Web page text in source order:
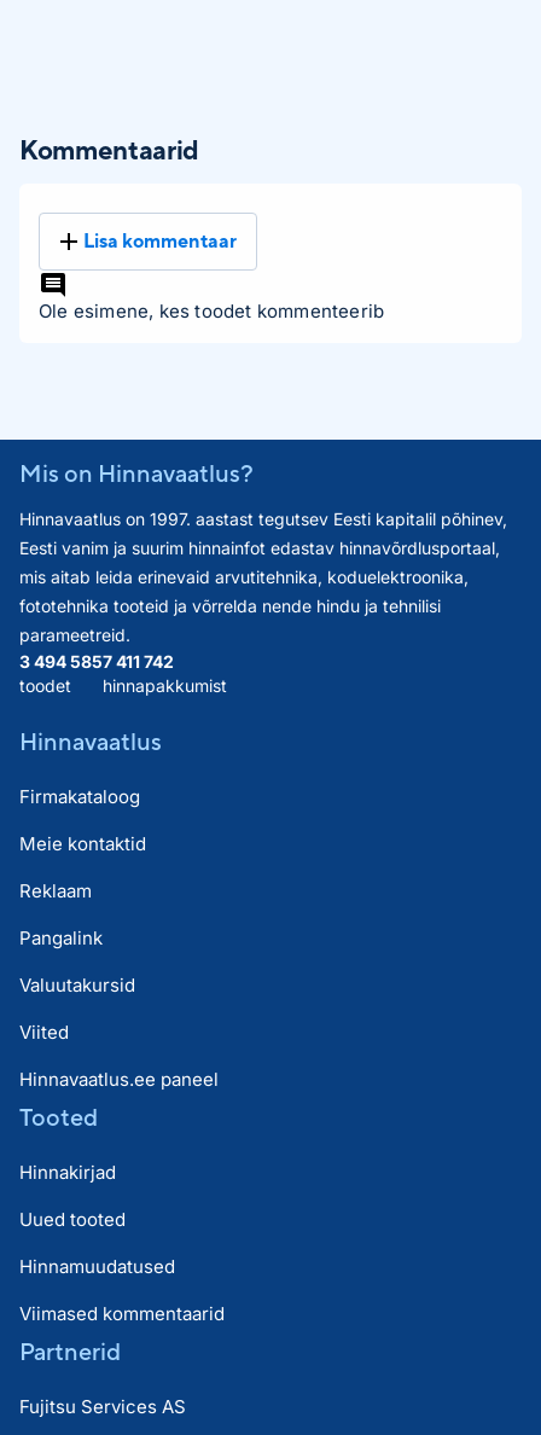
Kommentaarid
Lisa kommentaar
Ole esimene, kes toodet kommenteerib
Mis on Hinnavaatlus?
Hinnavaatlus on 1997. aastast tegutsev Eesti kapitalil põhinev,
Eesti vanim ja suurim hinnainfot edastav hinnavõrdlusportaal,
mis aitab leida erinevaid arvutitehnika, koduelektroonika,
fototehnika tooteid ja võrrelda nende hindu ja tehnilisi
parameetreid.
3 494 585
toodet
7 411 742
hinnapakkumist
Hinnavaatlus
Firmakataloog
Meie kontaktid
Reklaam
Pangalink
Valuutakursid
Viited
Hinnavaatlus.ee paneel
Tooted
Hinnakirjad
Uued tooted
Hinnamuudatused
Viimased kommentaarid
Partnerid
Fujitsu Services AS